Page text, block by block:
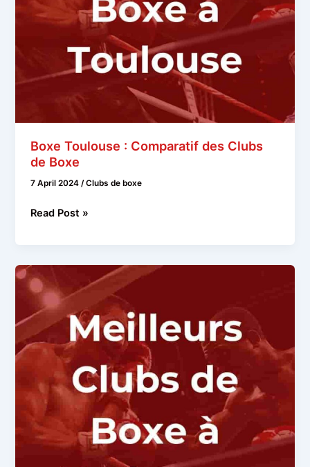
Boxe Toulouse : Comparatif des Clubs
de Boxe
7 April 2024/Clubs de boxe
Boxe
Comparatif
des
Clubs
de
Boxe
Read Post »